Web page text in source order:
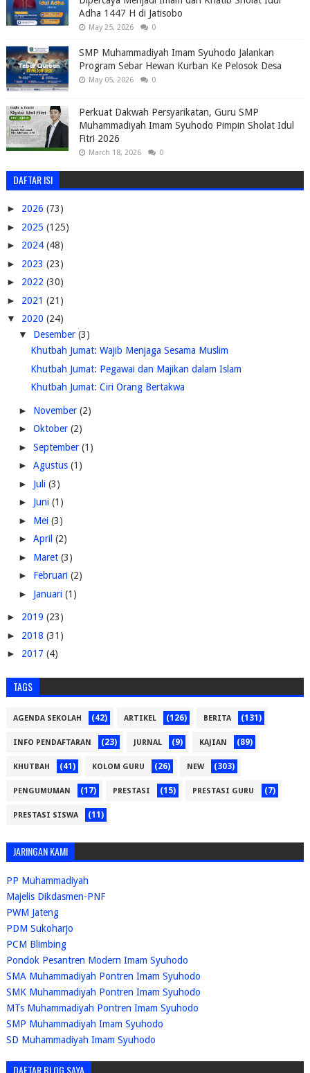
Adha 1447 H di Jatisobo
May 25, 2026 0
SMP Muhammadiyah Imam Syuhodo Jalankan
Program Sebar Hewan Kurban Ke Pelosok Desa
May 05, 2026 0
Perkuat Dakwah Persyarikatan, Guru SMP
Muhammadiyah Imam Syuhodo Pimpin Sholat Idul
Fitri 2026
March 18, 2026 0
DAFTAR ISI
► 2026 (73)
► 2025 (125)
► 2024 (48)
► 2023 (23)
► 2022 (30)
► 2021 (21)
▼ 2020 (24)
▼ Desember (3)
Khutbah Jumat: Wajib Menjaga Sesama Muslim
Khutbah Jumat: Pegawai dan Majikan dalam Islam
Khutbah Jumat: Ciri Orang Bertakwa
► November (2)
► Oktober (2)
► September (1)
► Agustus (1)
► Juli (3)
► Juni (1)
► Mei (3)
► April (2)
► Maret (3)
► Februari (2)
► Januari (1)
► 2019 (23)
► 2018 (31)
► 2017 (4)
TAGS
AGENDA SEKOLAH (42) ARTIKEL (126) BERITA (131)
INFO PENDAFTARAN (23) JURNAL (9) KAJIAN (89)
KHUTBAH (41) KOLOM GURU (26) NEW (303)
PENGUMUMAN (17) PRESTASI (15) PRESTASI GURU (7)
PRESTASI SISWA (11)
JARINGAN KAMI
PP Muhammadiyah
Majelis Dikdasmen-PNF
PWM Jateng
PDM Sukoharjo
PCM Blimbing
Pondok Pesantren Modern Imam Syuhodo
SMA Muhammadiyah Pontren Imam Syuhodo
SMK Muhammadiyah Pontren Imam Syuhodo
MTs Muhammadiyah Pontren Imam Syuhodo
SMP Muhammadiyah Imam Syuhodo
SD Muhammadiyah Imam Syuhodo
DAFTAR BLOG SAYA